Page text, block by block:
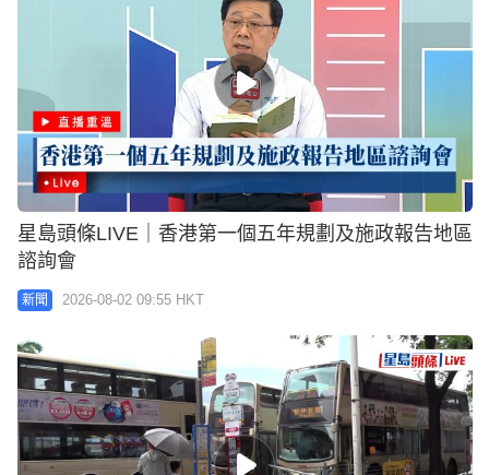
星島頭條LIVE｜香港第一個五年規劃及施政報告地區
諮詢會
新聞 2026-08-02 09:55 HKT